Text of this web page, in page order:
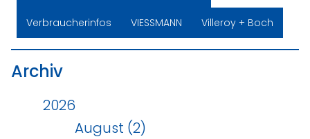
Verbraucherinfos VIESSMANN Villeroy + Boch
Archiv
2026
August (2)